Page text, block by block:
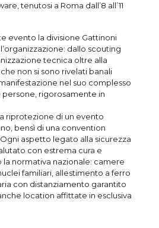
tenutosi a Roma dall’8 all’11
evento la divisione Gattinoni
dallo scouting
tecnica oltre alla
non si sono rivelati banali
nel suo complesso
rigorosamente in
riprotezione di un evento
bensì di una convention
aspetto legato alla sicurezza
con estrema cura e
normativa nazionale: camere
familiari, allestimento a ferro
con distanziamento garantito
location affittate in esclusiva